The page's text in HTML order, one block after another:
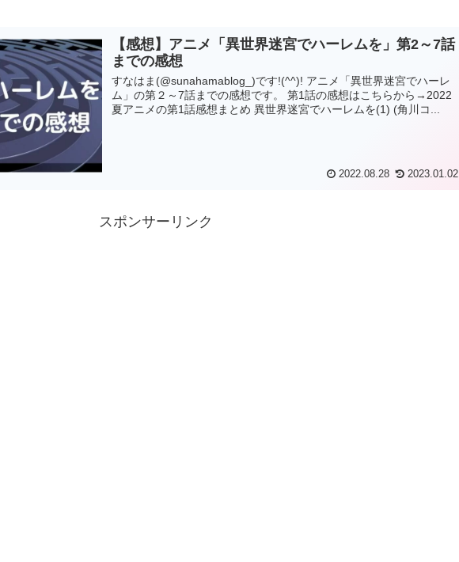
【感想】アニメ「異世界迷宮でハーレムを」第2～7話
までの感想
すなはま(@sunahamablog_)です!(^^)! アニメ「異世界迷宮でハーレ
ム」の第２～7話までの感想です。 第1話の感想はこちらから→2022
夏アニメの第1話感想まとめ 異世界迷宮でハーレムを(1) (角川コ...
2022.08.28 2023.01.02
スポンサーリンク